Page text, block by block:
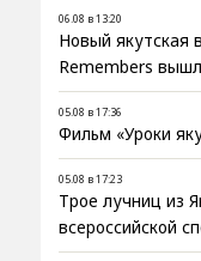
06.08 в 13:20
Новый якутская
Remembers
05.08 в 17:36
Фильм «Уроки
05.08 в 17:23
Трое лучниц из
всероссийской